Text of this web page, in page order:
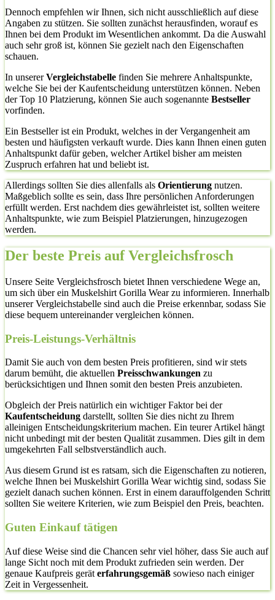
Dennoch empfehlen wir Ihnen, sich nicht ausschließlich auf diese
Angaben zu stützen. Sie sollten zunächst herausfinden, worauf es
Ihnen bei dem Produkt im Wesentlichen ankommt. Da die Auswahl
auch sehr groß ist, können Sie gezielt nach den Eigenschaften
schauen.
In unsererVergleichstabelle finden Sie mehrere Anhaltspunkte,
welche Sie bei der Kaufentscheidung unterstützen können. Neben
der Top 10 Platzierung, können Sie auch sogenannte Bestseller
vorfinden.
Ein Bestseller ist ein Produkt, welches in der Vergangenheit am
besten und häufigsten verkauft wurde. Dies kann Ihnen einen guten
Anhaltspunkt dafür geben, welcher Artikel bisher am meisten
Zuspruch erfahren hat und beliebt ist.
Allerdings sollten Sie dies allenfalls als Orientierung nutzen.
Maßgeblich sollte es sein, dass Ihre persönlichen Anforderungen
erfüllt werden. Erst nachdem dies gewährleistet ist, sollten weitere
Anhaltspunkte, wie zum Beispiel Platzierungen, hinzugezogen
werden.
Der beste Preis auf Vergleichsfrosch
Unsere Seite Vergleichsfrosch bietet Ihnen verschiedene Wege an,
um sich über ein Muskelshirt Gorilla Wear zu informieren. Innerhalb
unserer Vergleichstabelle sind auch die Preise erkennbar, sodass Sie
diese bequem untereinander vergleichen können.
Preis-Leistungs-Verhältnis
Damit Sie auch von dem besten Preis profitieren, sind wir stets
darum bemüht, die aktuellen Preisschwankungen zu
berücksichtigen und Ihnen somit den besten Preis anzubieten.
Obgleich der Preis natürlich ein wichtiger Faktor bei der
Kaufentscheidung darstellt, sollten Sie dies nicht zu Ihrem
alleinigen Entscheidungskriterium machen. Ein teurer Artikel hängt
nicht unbedingt mit der besten Qualität zusammen. Dies gilt in dem
umgekehrten Fall selbstverständlich auch.
Aus diesem Grund ist es ratsam, sich die Eigenschaften zu notieren,
welche Ihnen bei Muskelshirt Gorilla Wear wichtig sind, sodass Sie
gezielt danach suchen können. Erst in einem darauffolgenden Schritt
sollten Sie weitere Kriterien, wie zum Beispiel den Preis, beachten.
Guten Einkauf tätigen
Auf diese Weise sind die Chancen sehr viel höher, dass Sie auch auf
lange Sicht noch mit dem Produkt zufrieden sein werden. Der
genaue Kaufpreis gerät erfahrungsgemäß sowieso nach einiger
Zeit in Vergessenheit.